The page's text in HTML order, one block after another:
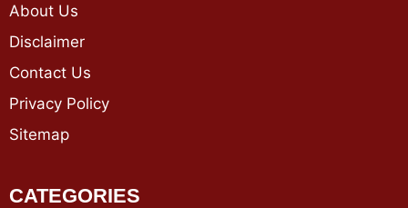
About Us
Disclaimer
Contact Us
Privacy Policy
Sitemap
CATEGORIES